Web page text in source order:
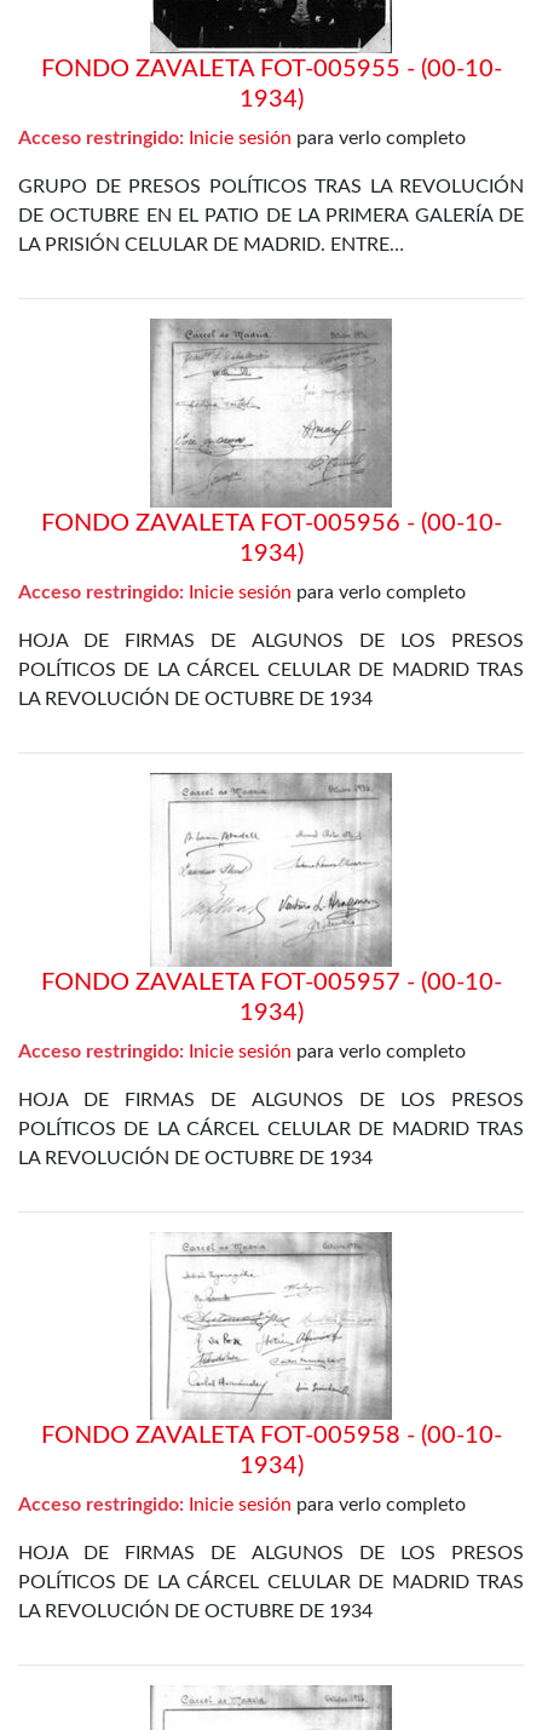
FONDO ZAVALETA FOT-005955 - (00-10-
1934)
Acceso restringido: Inicie sesión para verlo completo
GRUPO DE PRESOS POLÍTICOS TRAS LA REVOLUCIÓN
DE OCTUBRE EN EL PATIO DE LA PRIMERA GALERÍA DE
LA PRISIÓN CELULAR DE MADRID. ENTRE…
FONDO ZAVALETA FOT-005956 - (00-10-
1934)
Acceso restringido: Inicie sesión para verlo completo
HOJA DE FIRMAS DE ALGUNOS DE LOS PRESOS
POLÍTICOS DE LA CÁRCEL CELULAR DE MADRID TRAS
LA REVOLUCIÓN DE OCTUBRE DE 1934
FONDO ZAVALETA FOT-005957 - (00-10-
1934)
Acceso restringido: Inicie sesión para verlo completo
HOJA DE FIRMAS DE ALGUNOS DE LOS PRESOS
POLÍTICOS DE LA CÁRCEL CELULAR DE MADRID TRAS
LA REVOLUCIÓN DE OCTUBRE DE 1934
FONDO ZAVALETA FOT-005958 - (00-10-
1934)
Acceso restringido: Inicie sesión para verlo completo
HOJA DE FIRMAS DE ALGUNOS DE LOS PRESOS
POLÍTICOS DE LA CÁRCEL CELULAR DE MADRID TRAS
LA REVOLUCIÓN DE OCTUBRE DE 1934